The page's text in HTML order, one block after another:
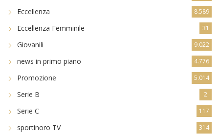
Eccellenza 8.589
Eccellenza Femminile 31
Giovanili 9.022
news in primo piano 4.776
Promozione 5.014
Serie B 2
Serie C 117
sportinoro TV 314